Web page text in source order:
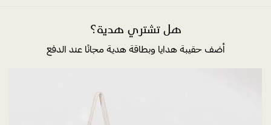
هل تشتري هدية؟
أضف حقيبة هدايا وبطاقة هدية مجانًا عند الدفع